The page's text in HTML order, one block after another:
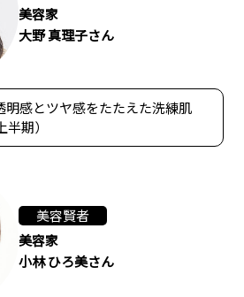
美容家
大野 真理子さん
明感とツヤ感をたたえた洗練肌
期）
美容賢者
美容家
小林 ひろ美さん